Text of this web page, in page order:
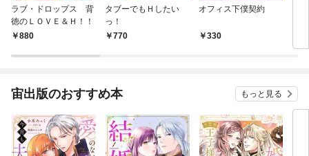
ラブ・ドロップス 背
徳のＬＯＶＥ＆Ｈ！！
880
タブーでもＨしたい
っ！
770
オフィス下僕契約
330
宙出版のおすすめ本 もっと見る